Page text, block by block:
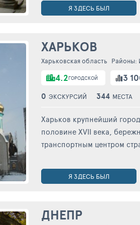
Я ЗДЕСЬ БЫЛ
ХАРЬКОВ
Харьковская область Районы:
4.2ГОРОДСКОЙ 3
0 ЭКСКУРСИЙ 344 МЕСТА
Харьков крупнейший
половине XVII века,
транспортным центром
Я ЗДЕСЬ БЫЛ
ДНЕПР